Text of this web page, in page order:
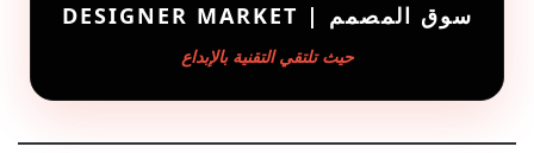
سوق المصمم | DESIGNER MARKET
حيث تلتقي التقنية بالإبداع